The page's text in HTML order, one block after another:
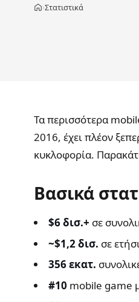
Αρχική
›Στατιστικά
Τα περισσότερα
2016, έχει πλέον
κυκλοφορία.
Βασικά
$6 δισ.+ σε
~$1,2 δισ. σε
356 εκατ.
#10 mobile game